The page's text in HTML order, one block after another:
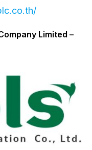
Limited –